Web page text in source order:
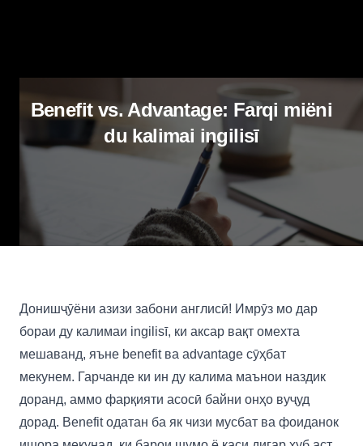
Benefit vs. Advantage: Farqi miёni
du kalimai ingilisī
Донишҷӯёни азизи забони англисӣ! Имрӯз мо дар
бораи ду калимаи ingilisī, ки аксар вақт омехта
мешаванд, яъне benefit ва advantage сӯҳбат
мекунем. Гарчанде ки ин ду калима маънои наздик
доранд, аммо фарқияти асосӣ байни онҳо вуҷуд
дорад. Benefit одатан ба як чизи мусбат ва фоиданок